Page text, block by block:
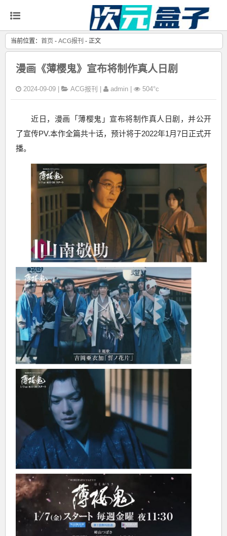
当前位置： 首页 - ACG报刊 - 正文
漫画《薄樱鬼》宣布将制作真人日剧
2024-09-09 | ACG报刊 admin | 504°c
近日，漫画「薄樱鬼」宣布将制作真人日剧，并公开
了宣传PV.本作全篇共十话，预计将于2022年1月7日正式开
播。